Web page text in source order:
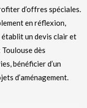
d’offres spéciales.
en réflexion,
établit un devis clair et
dès
bénéficier d’un
d’aménagement.